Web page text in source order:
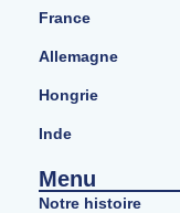
France
Allemagne
Hongrie
Inde
Menu
Notre histoire